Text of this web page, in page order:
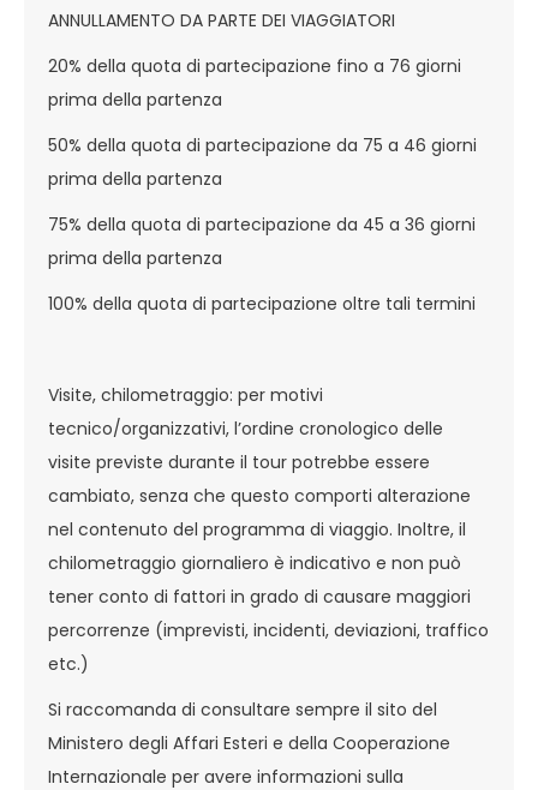
ANNULLAMENTO DA PARTE DEI VIAGGIATORI
20% della quota di partecipazione fino a 76 giorni
prima della partenza
50% della quota di partecipazione da 75 a 46 giorni
prima della partenza
75% della quota di partecipazione da 45 a 36 giorni
prima della partenza
100% della quota di partecipazione oltre tali termini
Visite, chilometraggio: per motivi
tecnico/organizzativi, l’ordine cronologico delle
visite previste durante il tour potrebbe essere
cambiato, senza che questo comporti alterazione
nel contenuto del programma di viaggio. Inoltre, il
chilometraggio giornaliero è indicativo e non può
tener conto di fattori in grado di causare maggiori
percorrenze (imprevisti, incidenti, deviazioni, traffico
etc.)
Si raccomanda di consultare sempre il sito del
Ministero degli Affari Esteri e della Cooperazione
Internazionale per avere informazioni sulla